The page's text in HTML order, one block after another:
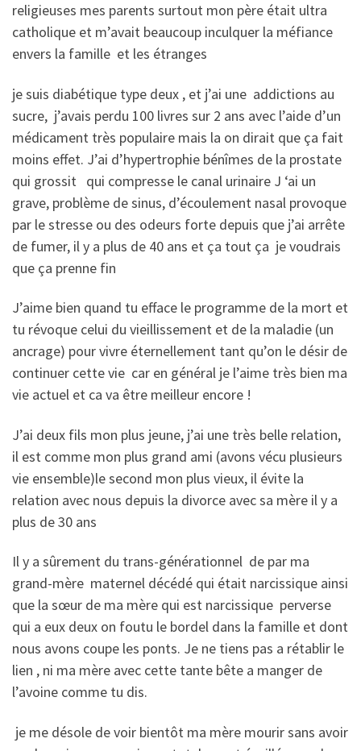
religieuses mes parents surtout mon père était ultra
catholique et m’avait beaucoup inculquer la méfiance
envers la famille et les étranges
je suis diabétique type deux , et j’ai une addictions au
sucre, j’avais perdu 100 livres sur 2 ans avec l’aide d’un
médicament très populaire mais la on dirait que ça fait
moins effet. J’ai d’hypertrophie bénîmes de la prostate
qui grossit qui compresse le canal urinaire J ‘ai un
grave, problème de sinus, d’écoulement nasal provoque
par le stresse ou des odeurs forte depuis que j’ai arrête
de fumer, il y a plus de 40 ans et ça tout ça je voudrais
que ça prenne fin
J’aime bien quand tu efface le programme de la mort et
tu révoque celui du vieillissement et de la maladie (un
ancrage) pour vivre éternellement tant qu’on le désir de
continuer cette vie car en général je l’aime très bien ma
vie actuel et ca va être meilleur encore !
J’ai deux fils mon plus jeune, j’ai une très belle relation,
il est comme mon plus grand ami (avons vécu plusieurs
vie ensemble)le second mon plus vieux, il évite la
relation avec nous depuis la divorce avec sa mère il y a
plus de 30 ans
Il y a sûrement du trans-générationnel de par ma
grand-mère maternel décédé qui était narcissique ainsi
que la sœur de ma mère qui est narcissique perverse
qui a eux deux on foutu le bordel dans la famille et dont
nous avons coupe les ponts. Je ne tiens pas a rétablir le
lien , ni ma mère avec cette tante bête a manger de
l’avoine comme tu dis.
je me désole de voir bientôt ma mère mourir sans avoir